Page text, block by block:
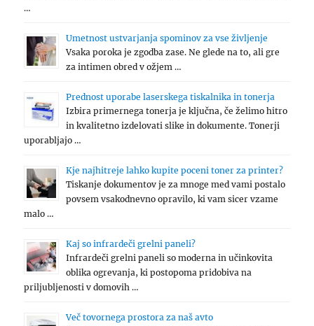
…
Umetnost ustvarjanja spominov za vse življenje
Vsaka poroka je zgodba zase. Ne glede na to, ali gre
za intimen obred v ožjem …
Prednost uporabe laserskega tiskalnika in tonerja
Izbira primernega tonerja je ključna, če želimo hitro
in kvalitetno izdelovati slike in dokumente. Tonerji
uporabljajo …
Kje najhitreje lahko kupite poceni toner za printer?
Tiskanje dokumentov je za mnoge med vami postalo
povsem vsakodnevno opravilo, ki vam sicer vzame
malo …
Kaj so infrardeči grelni paneli?
Infrardeči grelni paneli so moderna in učinkovita
oblika ogrevanja, ki postopoma pridobiva na
priljubljenosti v domovih …
Več tovornega prostora za naš avto